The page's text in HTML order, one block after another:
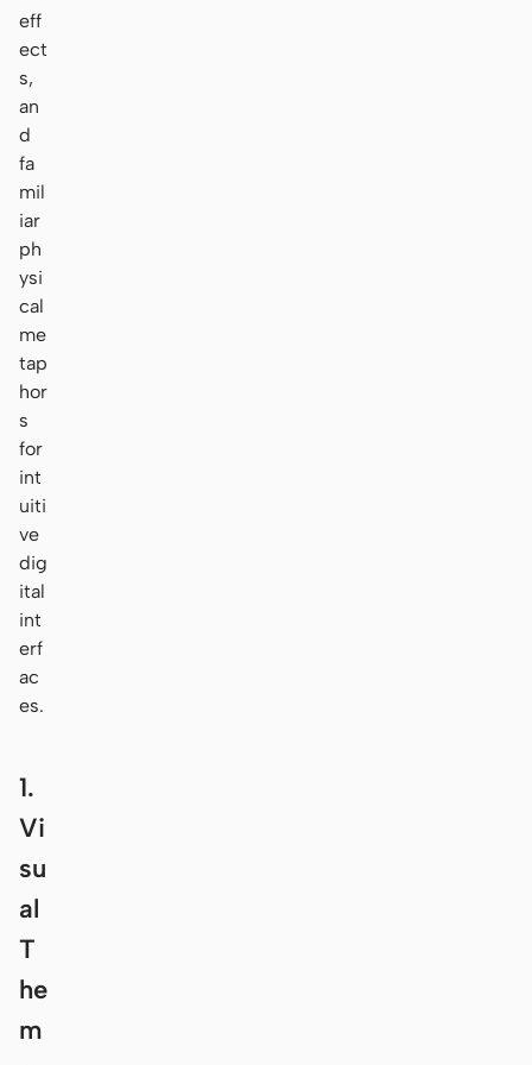
eff
ect
s,
an
d
fa
mil
iar
ph
ysi
cal
me
tap
hor
s
for
int
uiti
ve
dig
ital
int
erf
ac
es.
1.
Vi
su
al
T
he
m